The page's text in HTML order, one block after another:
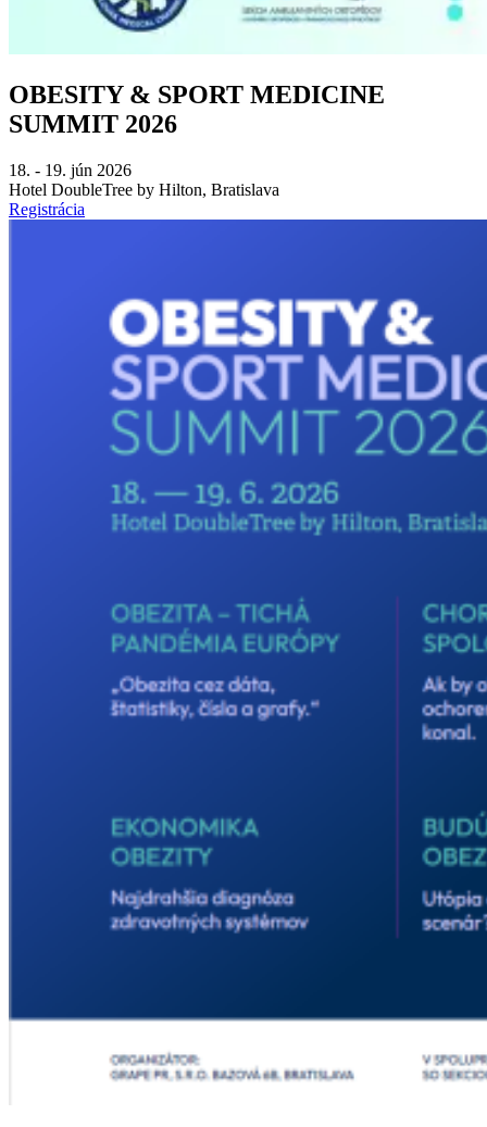
OBESITY & SPORT MEDICINE
SUMMIT 2026
18. - 19. jún 2026
Hotel DoubleTree by Hilton, Bratislava
Registrácia